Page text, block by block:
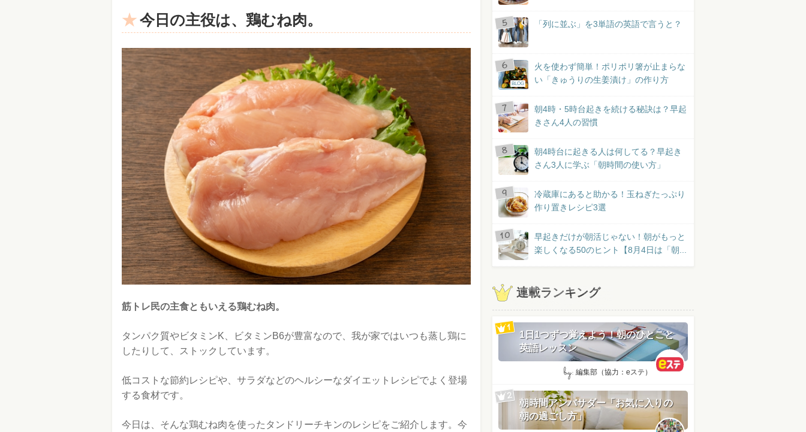
今日の主役は、鶏むね肉。
筋トレ民の主食ともいえる鶏むね肉。
タンパク質やビタミンK、ビタミンB6が豊富なので、我が家ではいつも蒸し鶏に
したりして、ストックしています。
低コストな節約レシピや、サラダなどのヘルシーなダイエットレシピでよく登場
する食材です。
今日は、そんな鶏むね肉を使ったタンドリーチキンのレシピをご紹介します。今
「列に並ぶ」を3単語の英語で言うと？
BLOG
火を使わず簡単！ポリポリ箸が止まらな
い「きゅうりの生姜漬け」の作り方
朝4時・5時台起きを続ける秘訣は？早起
きさん4人の習慣
朝4時台に起きる人は何してる？早起き
さん3人に学ぶ「朝時間の使い方」
冷蔵庫にあると助かる！玉ねぎたっぷり
作り置きレシピ3選
早起きだけが朝活じゃない！朝がもっと
楽しくなる50のヒント【8月4日は「朝...
連載ランキング
1日1つずつ覚えよう！朝のひとこと
英語レッスン
by: 編集部（協力：eステ）
朝時間アンバサダー「お気に入りの
朝の過ごし方」